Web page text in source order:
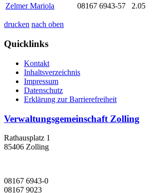
Zelmer Mariola
08167 6943-57 2.05
drucken nach oben
Quicklinks
Kontakt
Inhaltsverzeichnis
Impressum
Datenschutz
Erklärung zur Barrierefreiheit
Verwaltungsgemeinschaft Zolling
Rathausplatz 1
85406 Zolling
08167 6943-0
08167 9023